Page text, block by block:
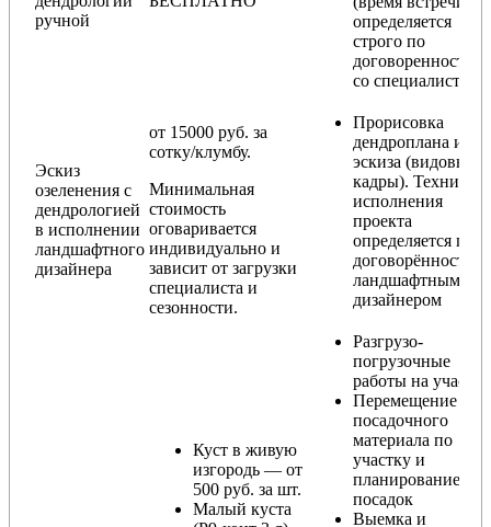
ручной
определяется
строго по
договоренности
со специалистом)
Эскиз
озеленения с
дендрологией
в исполнении
ландшафтного
дизайнера
от 15000 руб. за
сотку/клумбу.
Минимальная
стоимость
оговаривается
индивидуально и
зависит от загрузки
специалиста и
сезонности.
Прорисовка
дендроплана и
эскиза (видовые
кадры). Техника
исполнения
проекта
определяется по
договорённости с
ландшафтным
дизайнером
Куст в живую
изгородь — от
500 руб. за шт.
Малый куста
Разгрузо-
погрузочные
работы на участке
Перемещение
посадочного
материала по
участку и
планирование
посадок
Выемка и